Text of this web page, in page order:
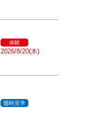
体験
2026/8/20(木)
随時見学